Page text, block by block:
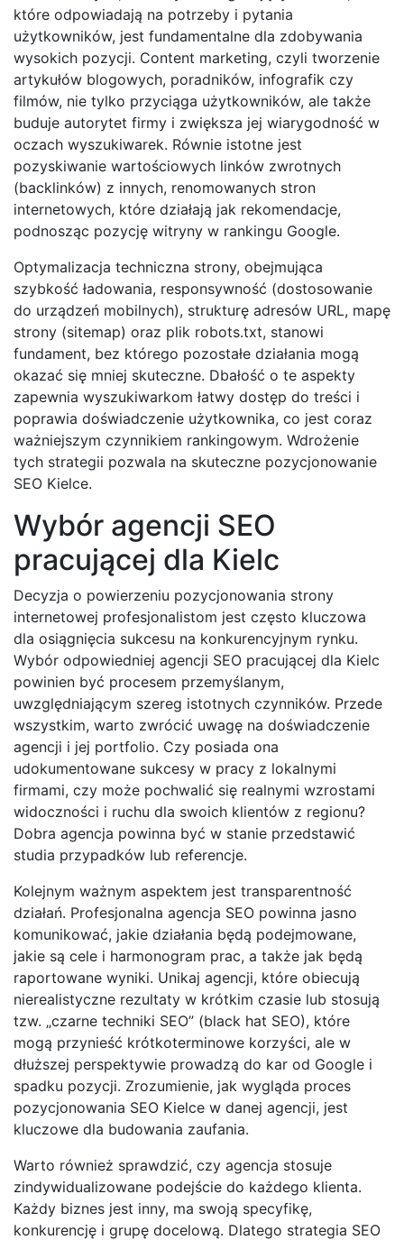
które odpowiadają na potrzeby i pytania
użytkowników, jest fundamentalne dla zdobywania
wysokich pozycji. Content marketing, czyli tworzenie
artykułów blogowych, poradników, infografik czy
filmów, nie tylko przyciąga użytkowników, ale także
buduje autorytet firmy i zwiększa jej wiarygodność w
oczach wyszukiwarek. Równie istotne jest
pozyskiwanie wartościowych linków zwrotnych
(backlinków) z innych, renomowanych stron
internetowych, które działają jak rekomendacje,
podnosząc pozycję witryny w rankingu Google.
Optymalizacja techniczna strony, obejmująca
szybkość ładowania, responsywność (dostosowanie
do urządzeń mobilnych), strukturę adresów URL, mapę
strony (sitemap) oraz plik robots.txt, stanowi
fundament, bez którego pozostałe działania mogą
okazać się mniej skuteczne. Dbałość o te aspekty
zapewnia wyszukiwarkom łatwy dostęp do treści i
poprawia doświadczenie użytkownika, co jest coraz
ważniejszym czynnikiem rankingowym. Wdrożenie
tych strategii pozwala na skuteczne pozycjonowanie
SEO Kielce.
Wybór agencji SEO
pracującej dla Kielc
Decyzja o powierzeniu pozycjonowania strony
internetowej profesjonalistom jest często kluczowa
dla osiągnięcia sukcesu na konkurencyjnym rynku.
Wybór odpowiedniej agencji SEO pracującej dla Kielc
powinien być procesem przemyślanym,
uwzględniającym szereg istotnych czynników. Przede
wszystkim, warto zwrócić uwagę na doświadczenie
agencji i jej portfolio. Czy posiada ona
udokumentowane sukcesy w pracy z lokalnymi
firmami, czy może pochwalić się realnymi wzrostami
widoczności i ruchu dla swoich klientów z regionu?
Dobra agencja powinna być w stanie przedstawić
studia przypadków lub referencje.
Kolejnym ważnym aspektem jest transparentność
działań. Profesjonalna agencja SEO powinna jasno
komunikować, jakie działania będą podejmowane,
jakie są cele i harmonogram prac, a także jak będą
raportowane wyniki. Unikaj agencji, które obiecują
nierealistyczne rezultaty w krótkim czasie lub stosują
tzw. „czarne techniki SEO” (black hat SEO), które
mogą przynieść krótkoterminowe korzyści, ale w
dłuższej perspektywie prowadzą do kar od Google i
spadku pozycji. Zrozumienie, jak wygląda proces
pozycjonowania SEO Kielce w danej agencji, jest
kluczowe dla budowania zaufania.
Warto również sprawdzić, czy agencja stosuje
zindywidualizowane podejście do każdego klienta.
Każdy biznes jest inny, ma swoją specyfikę,
konkurencję i grupę docelową. Dlatego strategia SEO